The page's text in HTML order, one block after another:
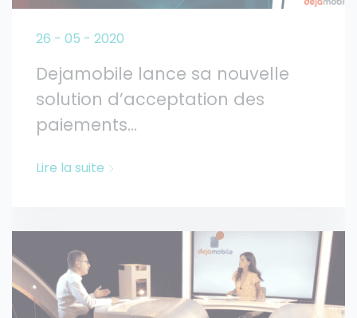
26 - 05 - 2020
Dejamobile lance sa nouvelle
solution d’acceptation des
paiements...
Lire la suite